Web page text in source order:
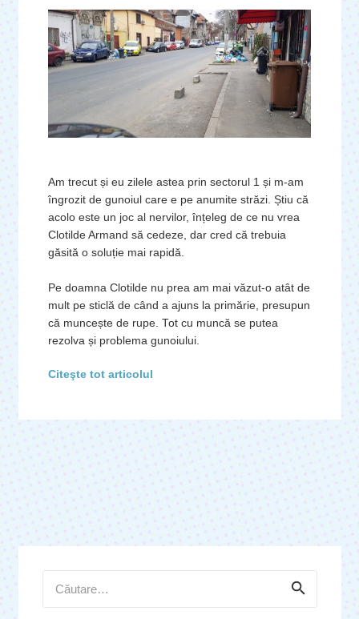
Am trecut și eu zilele astea prin sectorul 1 și m-am
îngrozit de gunoiul care e pe anumite străzi. Știu că
acolo este un joc al nervilor, înțeleg de ce nu vrea
Clotilde Armand să cedeze, dar cred că trebuia
găsită o soluție mai rapidă.
Pe doamna Clotilde nu prea am mai văzut-o atât de
mult pe sticlă de când a ajuns la primărie, presupun
că muncește de rupe. Tot cu muncă se putea
rezolva și problema gunoiului.
Citeşte tot articolul
după: